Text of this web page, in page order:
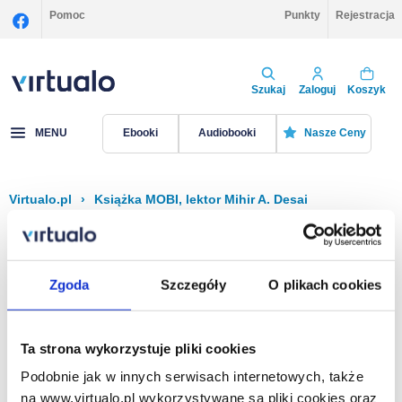
Zgoda Szczegóły O plikach cookies
Ta strona wykorzystuje pliki cookies
Podobnie jak w innych serwisach internetowych, także
na www.virtualo.pl wykorzystywane są pliki cookies oraz
Pomoc Punkty Rejestracja
Szukaj Zaloguj Koszyk
MENU Ebooki Audiobooki Nasze Ceny
Virtualo.pl › Książka MOBI, lektor Mihir A. Desai
Filtruj Sortuj
Na stronie